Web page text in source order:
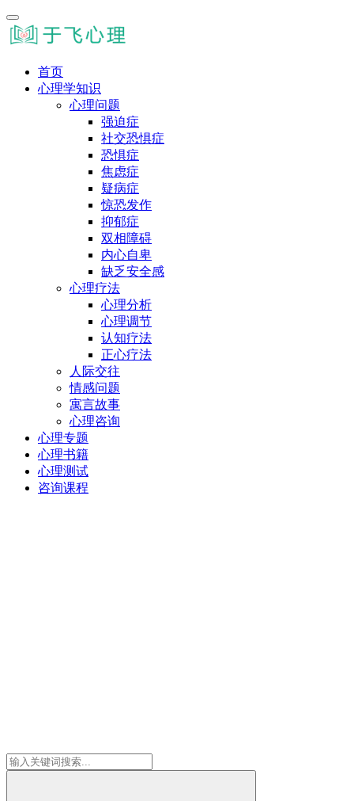
首页
心理学知识
心理问题
强迫症
社交恐惧症
恐惧症
焦虑症
疑病症
惊恐发作
抑郁症
双相障碍
内心自卑
缺乏安全感
心理疗法
心理分析
心理调节
认知疗法
正心疗法
人际交往
情感问题
寓言故事
心理咨询
心理专题
心理书籍
心理测试
咨询课程